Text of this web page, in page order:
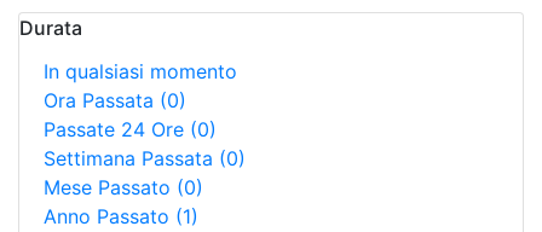
Durata
In qualsiasi momento
Ora Passata (0)
Passate 24 Ore (0)
Settimana Passata (0)
Mese Passato (0)
Anno Passato (1)